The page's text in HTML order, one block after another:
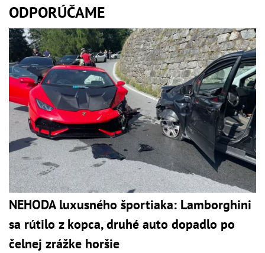
ODPORÚČAME
NEHODA luxusného športiaka: Lamborghini
sa rútilo z kopca, druhé auto dopadlo po
čelnej zrážke horšie